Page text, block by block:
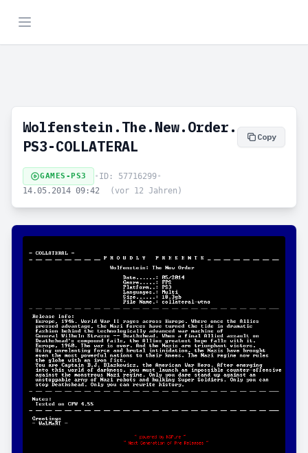
Wolfenstein.The.New.Order.
PS3-COLLATERAL
Copy
GAMES-PS3 • ID: 57716299•
14.05.2014 09:42
(vor 12 Jahren)